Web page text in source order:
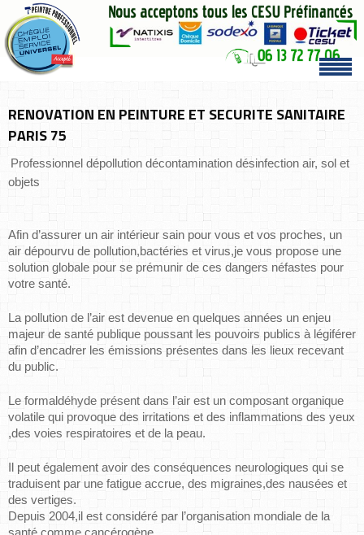
RENOVATION EN PEINTURE ET SECURITE SANITAIRE
PARIS 75
Professionnel dépollution décontamination désinfection air, sol et
objets
Afin d’assurer un air intérieur sain pour vous et vos proches, un
air dépourvu de pollution,bactéries et virus,je vous propose une
solution globale pour se prémunir de ces dangers néfastes pour
votre santé.
La pollution de l’air est devenue en quelques années un enjeu
majeur de santé publique poussant les pouvoirs publics à légiférer
afin d’encadrer les émissions présentes dans les lieux recevant
du public.
Le formaldéhyde présent dans l’air est un composant organique
volatile qui provoque des irritations et des inflammations des yeux
,des voies respiratoires et de la peau.
Il peut également avoir des conséquences neurologiques qui se
traduisent par une fatigue accrue, des migraines,des nausées et
des vertiges.
Depuis 2004,il est considéré par l’organisation mondiale de la